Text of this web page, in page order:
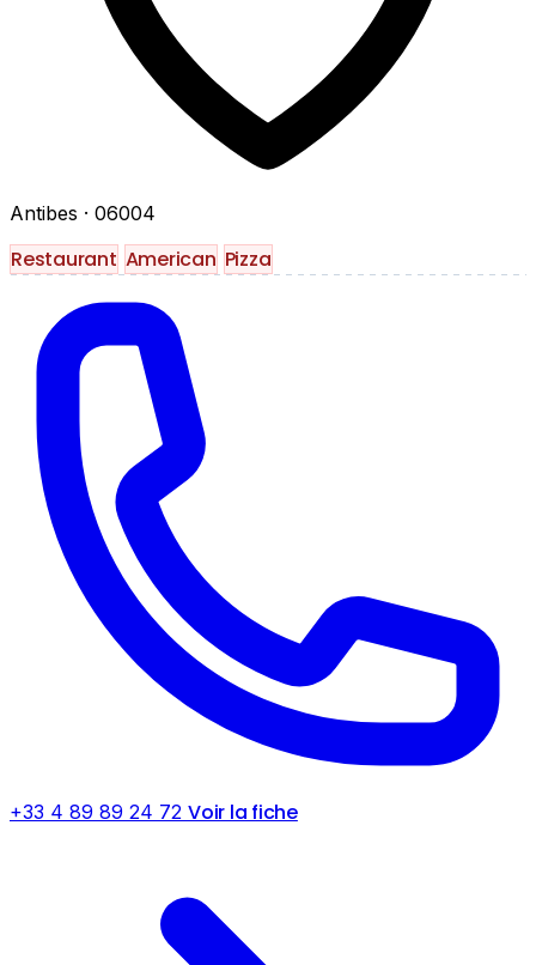
Antibes · 06004
Restaurant American Pizza
+33 4 89 89 24 72 Voir la fiche